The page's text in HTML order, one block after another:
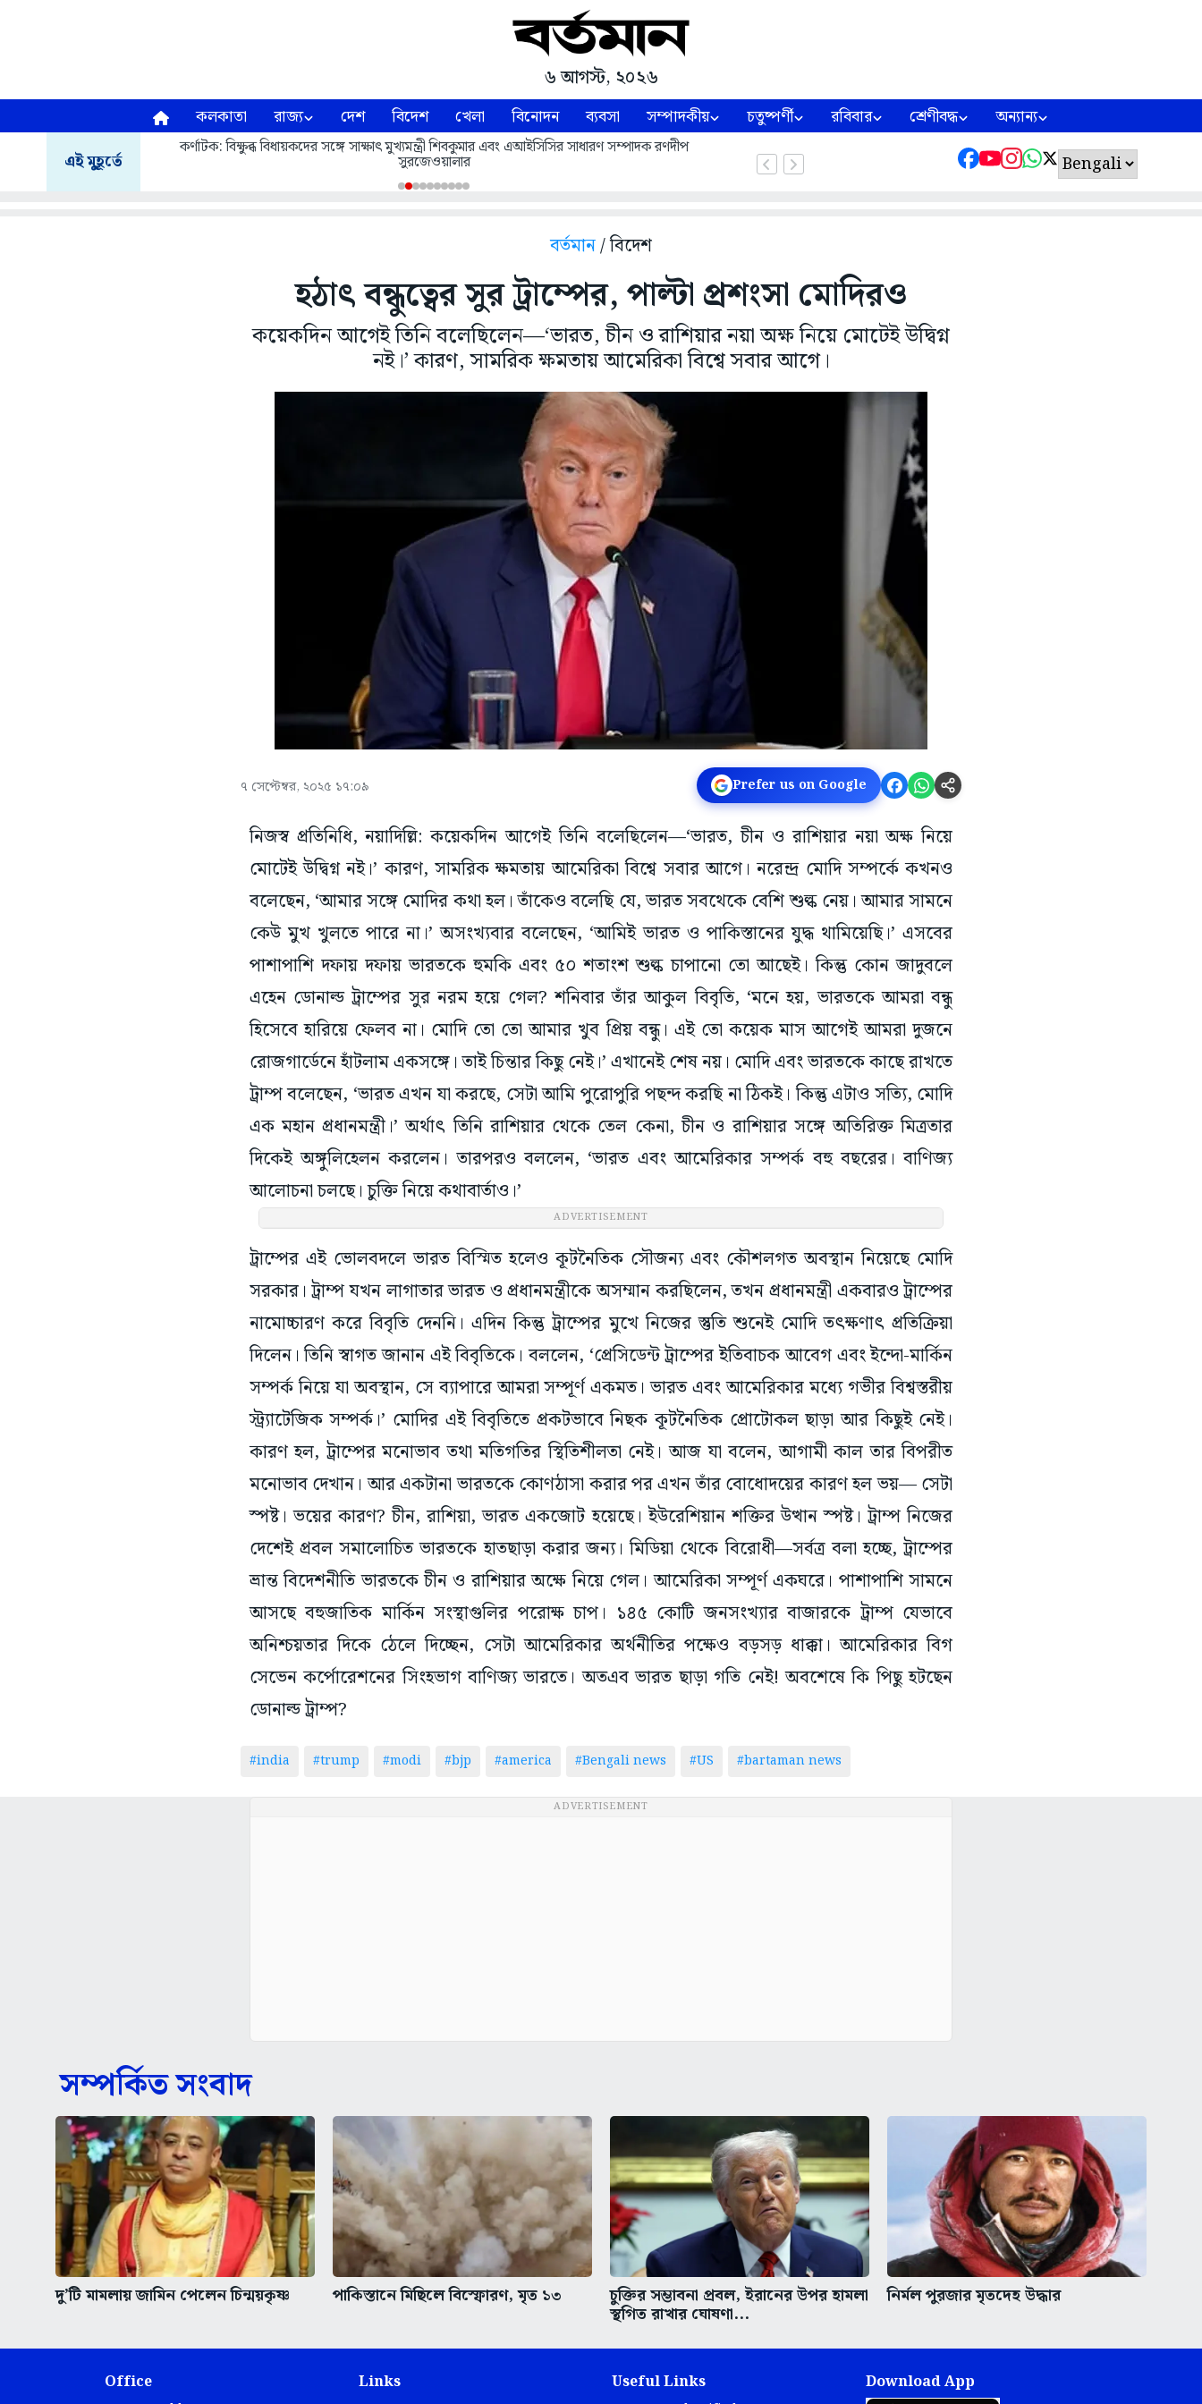
৬ আগস্ট, ২০২৬
কলকাতা রাজ্য দেশ বিদেশ খেলা বিনোদন ব্যবসা সম্পাদকীয় চতুষ্পর্ণী রবিবার শ্রেণীবদ্ধ অন্যান্য
এই মুহূর্তে
কর্ণাটক: বিক্ষুব্ধ বিধায়কদের সঙ্গে সাক্ষাৎ মুখ্যমন্ত্রী শিবকুমার এবং এআইসিসির সাধারণ সম্পাদক রণদীপ
সুরজেওয়ালার
বর্তমান/ বিদেশ
হঠাৎ বন্ধুত্বের সুর ট্রাম্পের, পাল্টা প্রশংসা মোদিরও
কয়েকদিন আগেই তিনি বলেছিলেন—‘ভারত, চীন ও রাশিয়ার নয়া অক্ষ নিয়ে মোটেই উদ্বিগ্ন
নই।’ কারণ, সামরিক ক্ষমতায় আমেরিকা বিশ্বে সবার আগে।
৭ সেপ্টেম্বর, ২০২৫ ১৭:০৯ Prefer us on Google
নিজস্ব প্রতিনিধি, নয়াদিল্লি: কয়েকদিন আগেই তিনি বলেছিলেন—‘ভারত, চীন ও রাশিয়ার নয়া অক্ষ নিয়ে
মোটেই উদ্বিগ্ন নই।’ কারণ, সামরিক ক্ষমতায় আমেরিকা বিশ্বে সবার আগে। নরেন্দ্র মোদি সম্পর্কে কখনও
বলেছেন, ‘আমার সঙ্গে মোদির কথা হল। তাঁকেও বলেছি যে, ভারত সবথেকে বেশি শুল্ক নেয়। আমার সামনে
কেউ মুখ খুলতে পারে না।’ অসংখ্যবার বলেছেন, ‘আমিই ভারত ও পাকিস্তানের যুদ্ধ থামিয়েছি।’ এসবের
পাশাপাশি দফায় দফায় ভারতকে হুমকি এবং ৫০ শতাংশ শুল্ক চাপানো তো আছেই। কিন্তু কোন জাদুবলে
এহেন ডোনাল্ড ট্রাম্পের সুর নরম হয়ে গেল? শনিবার তাঁর আকুল বিবৃতি, ‘মনে হয়, ভারতকে আমরা বন্ধু
হিসেবে হারিয়ে ফেলব না। মোদি তো তো আমার খুব প্রিয় বন্ধু। এই তো কয়েক মাস আগেই আমরা দুজনে
রোজগার্ডেনে হাঁটলাম একসঙ্গে। তাই চিন্তার কিছু নেই।’ এখানেই শেষ নয়। মোদি এবং ভারতকে কাছে রাখতে
ট্রাম্প বলেছেন, ‘ভারত এখন যা করছে, সেটা আমি পুরোপুরি পছন্দ করছি না ঠিকই। কিন্তু এটাও সত্যি, মোদি
এক মহান প্রধানমন্ত্রী।’ অর্থাৎ তিনি রাশিয়ার থেকে তেল কেনা, চীন ও রাশিয়ার সঙ্গে অতিরিক্ত মিত্রতার
দিকেই অঙ্গুলিহেলন করলেন। তারপরও বললেন, ‘ভারত এবং আমেরিকার সম্পর্ক বহু বছরের। বাণিজ্য
আলোচনা চলছে। চুক্তি নিয়ে কথাবার্তাও।’
ADVERTISEMENT
ট্রাম্পের এই ভোলবদলে ভারত বিস্মিত হলেও কূটনৈতিক সৌজন্য এবং কৌশলগত অবস্থান নিয়েছে মোদি
সরকার। ট্রাম্প যখন লাগাতার ভারত ও প্রধানমন্ত্রীকে অসম্মান করছিলেন, তখন প্রধানমন্ত্রী একবারও ট্রাম্পের
নামোচ্চারণ করে বিবৃতি দেননি। এদিন কিন্তু ট্রাম্পের মুখে নিজের স্তুতি শুনেই মোদি তৎক্ষণাৎ প্রতিক্রিয়া
দিলেন। তিনি স্বাগত জানান এই বিবৃতিকে। বললেন, ‘প্রেসিডেন্ট ট্রাম্পের ইতিবাচক আবেগ এবং ইন্দো-মার্কিন
সম্পর্ক নিয়ে যা অবস্থান, সে ব্যাপারে আমরা সম্পূর্ণ একমত। ভারত এবং আমেরিকার মধ্যে গভীর বিশ্বস্তরীয়
স্ট্র্যাটেজিক সম্পর্ক।’ মোদির এই বিবৃতিতে প্রকটভাবে নিছক কূটনৈতিক প্রোটোকল ছাড়া আর কিছুই নেই।
কারণ হল, ট্রাম্পের মনোভাব তথা মতিগতির স্থিতিশীলতা নেই। আজ যা বলেন, আগামী কাল তার বিপরীত
মনোভাব দেখান। আর একটানা ভারতকে কোণঠাসা করার পর এখন তাঁর বোধোদয়ের কারণ হল ভয়— সেটা
স্পষ্ট। ভয়ের কারণ? চীন, রাশিয়া, ভারত একজোট হয়েছে। ইউরেশিয়ান শক্তির উত্থান স্পষ্ট। ট্রাম্প নিজের
দেশেই প্রবল সমালোচিত ভারতকে হাতছাড়া করার জন্য। মিডিয়া থেকে বিরোধী—সর্বত্র বলা হচ্ছে, ট্রাম্পের
ভ্রান্ত বিদেশনীতি ভারতকে চীন ও রাশিয়ার অক্ষে নিয়ে গেল। আমেরিকা সম্পূর্ণ একঘরে। পাশাপাশি সামনে
আসছে বহুজাতিক মার্কিন সংস্থাগুলির পরোক্ষ চাপ। ১৪৫ কোটি জনসংখ্যার বাজারকে ট্রাম্প যেভাবে
অনিশ্চয়তার দিকে ঠেলে দিচ্ছেন, সেটা আমেরিকার অর্থনীতির পক্ষেও বড়সড় ধাক্কা। আমেরিকার বিগ
সেভেন কর্পোরেশনের সিংহভাগ বাণিজ্য ভারতে। অতএব ভারত ছাড়া গতি নেই! অবশেষে কি পিছু হটছেন
ডোনাল্ড ট্রাম্প?
#india #trump #modi #bjp #america #Bengali news #US #bartaman news
ADVERTISEMENT
সম্পর্কিত সংবাদ
দু’টি মামলায় জামিন পেলেন চিন্ময়কৃষ্ণ পাকিস্তানে মিছিলে বিস্ফোরণ, মৃত ১৩ চুক্তির সম্ভাবনা প্রবল, ইরানের উপর হামলা
স্থগিত রাখার ঘোষণা...
নির্মল পুরজার মৃতদেহ উদ্ধার
Office Links Useful Links Download App